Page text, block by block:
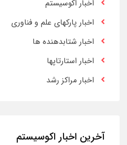
اخبار اکوسیستم
اخبار پارکهای علم و فناوری
اخبار شتابدهنده ها
اخبار استارتاپها
اخبار مراکز رشد
آخرین اخبار اکوسیستم